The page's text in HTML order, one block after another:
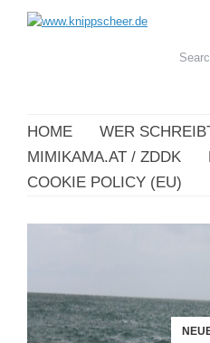
HOME
WER
MIMIKAMA.AT / ZDDK
COOKIE POLICY (EU)